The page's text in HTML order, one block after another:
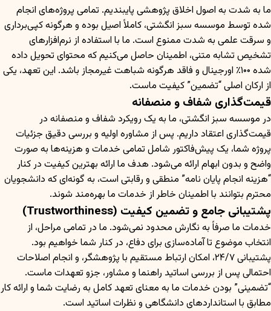
ما به شدت به اصول اخلاق پژوهشی پایبندیم. تمامی پروژه‌های انجام
شده توسط موسسه سبز انگشتی، کاملاً اصیل بوده و هرگونه کپی‌برداری
و سرقت علمی به شدت ممنوع است. ما با استفاده از نرم‌افزارهای
تشخیص تشابه متنی، اطمینان حاصل می‌کنیم که محتوای تحویل داده
شده ۱۰۰٪ اورجینال و فاقد هرگونه شباهت غیرمجاز باشد. این تعهد، یکی
از ارکان اصلی “تضمین” کیفیت ماست.
قیمت‌گذاری شفاف و منصفانه
در موسسه سبز انگشتی، ما به یک رویکرد شفاف و منصفانه در
قیمت‌گذاری اعتقاد داریم. پس از مشاوره اولیه و بررسی دقیق جزئیات
پروژه شما، یک پیش‌فاکتور شامل تمامی خدمات و هزینه‌ها به صورت
واضح و بدون ابهام ارائه می‌شود. هدف ما ارائه بهترین کیفیت در کنار
“هزینه انجام پایان نامه” منطقی و رقابتی است، به گونه‌ای که دانشجویان
محترم بتوانند با اطمینان خاطر از خدمات ما بهره‌مند شوند.
پشتیبانی جامع و تضمین کیفیت (Trustworthiness)
خدمات ما صرفاً به نگارش محدود نمی‌شود. ما در تمامی مراحل، از
انتخاب موضوع تا آماده‌سازی برای دفاع، در کنار شما خواهیم بود.
پشتیبانی ۲۴/۷، امکان ارتباط مستقیم با پژوهشگر، و انجام اصلاحات
احتمالی پس از بررسی اساتید راهنما و مشاور، جزو تعهدات ماست.
“تضمینی” بودن خدمات ما به معنای تعهد کامل به رضایت شما و ارائه کار
مطابق با استانداردهای دانشگاهی و نظرات اساتید است.